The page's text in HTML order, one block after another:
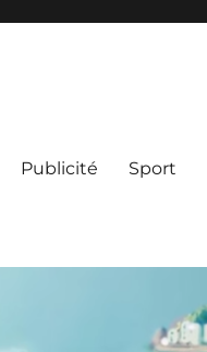
Publicité Sport